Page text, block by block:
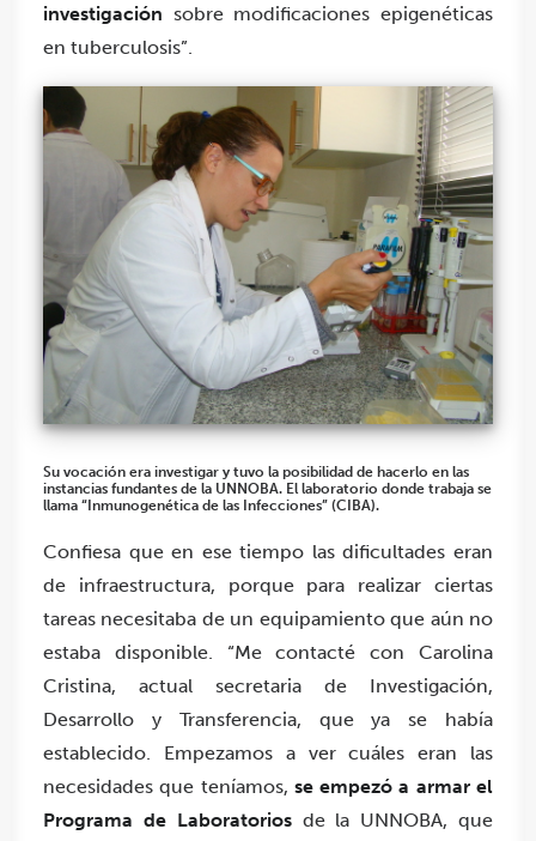
investigación sobre modificaciones epigenéticas
en tuberculosis”.
Su vocación era investigar y tuvo la posibilidad de hacerlo en las
instancias fundantes de la UNNOBA. El laboratorio donde trabaja se
llama “Inmunogenética de las Infecciones” (CIBA).
Confiesa que en ese tiempo las dificultades eran
de infraestructura, porque para realizar ciertas
tareas necesitaba de un equipamiento que aún no
estaba disponible. “Me contacté con Carolina
Cristina, actual secretaria de Investigación,
Desarrollo y Transferencia, que ya se había
establecido. Empezamos a ver cuáles eran las
necesidades que teníamos, se empezó a armar el
Programa de Laboratoriosde la UNNOBA, que